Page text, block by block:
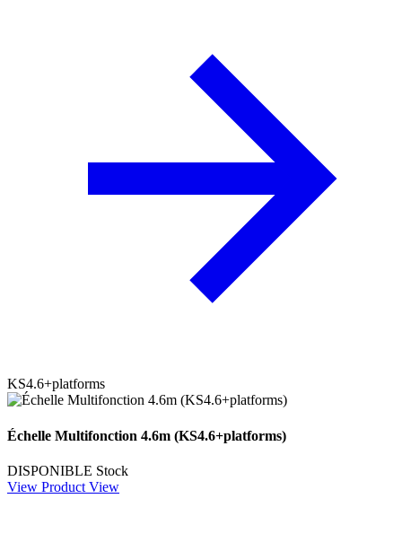
KS4.6+platforms
Échelle Multifonction 4.6m (KS4.6+platforms)
DISPONIBLE Stock
View Product View